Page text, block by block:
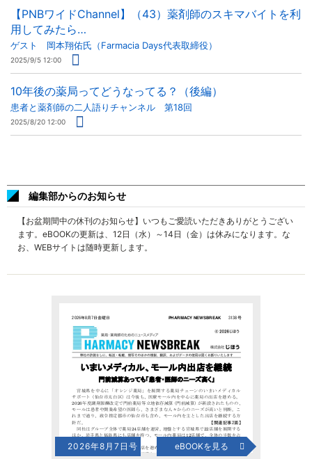
【PNBワイドChannel】（43）薬剤師のスキマバイトを利
用してみたら…
ゲスト 岡本翔佑氏（Farmacia Days代表取締役）
2025/9/5 12:00
10年後の薬局ってどうなってる？（後編）
患者と薬剤師の二人語りチャンネル 第18回
2025/8/20 12:00
編集部からのお知らせ
【お盆期間中の休刊のお知らせ】いつもご愛読いただきありがとうござい
ます。eBOOKの更新は、12日（水）～14日（金）は休みになります。な
お、WEBサイトは随時更新します。
2026年8月7日号 eBOOKを見る